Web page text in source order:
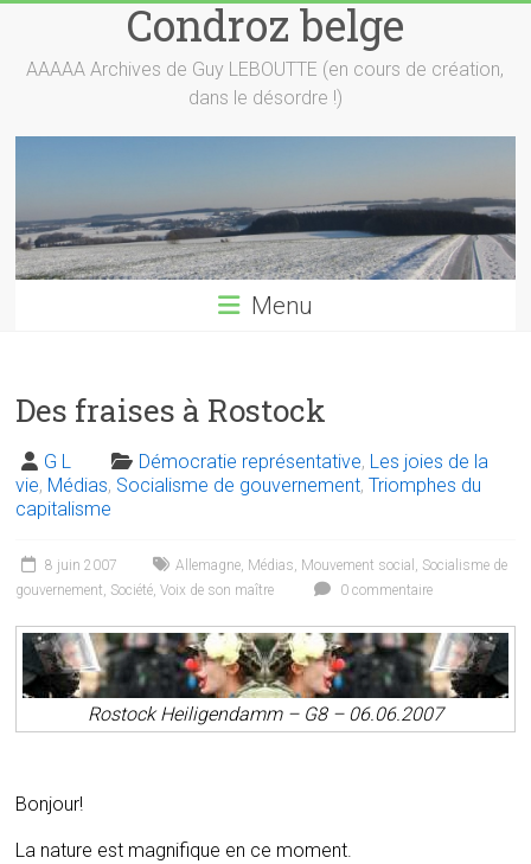
content
Condroz belge
AAAAA Archives de Guy LEBOUTTE (en cours de création,
dans le désordre !)
Menu
Des fraises à Rostock
G L Démocratie représentative, Les joies de la
vie, Médias, Socialisme de gouvernement,Triomphes du
capitalisme
8 juin 2007 Allemagne, Médias, Mouvement social , Socialisme de
gouvernement, Société,Voix de son maître 0 commentaire
Rostock Heiligendamm – G8 – 06.06.2007
Bonjour!
La nature est magnifique en ce moment.